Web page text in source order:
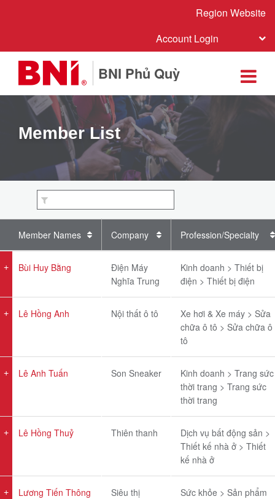
Region Website
Account Login
BNI Phủ Quỳ
Member List
Member Names Company Profession/Specialty
Bùi Huy Bằng
Điện Máy
Nghĩa Trung
Kinh doanh > Thiết bị
điện > Thiết bị điện
Lê Hồng Anh Nội thất ô tô
Xe hơi & Xe máy > Sửa
chữa ô tô > Sửa chữa ô
tô
Lê Anh Tuấn Son Sneaker
Kinh doanh > Trang sức
thời trang > Trang sức
thời trang
Lê Hồng Thuỷ Thiên thanh
Dịch vụ bất động sản >
Thiết kế nhà ở > Thiết
kế nhà ở
Lương Tiến Thông
Siêu thị
Sức khỏe > Sản phẩm